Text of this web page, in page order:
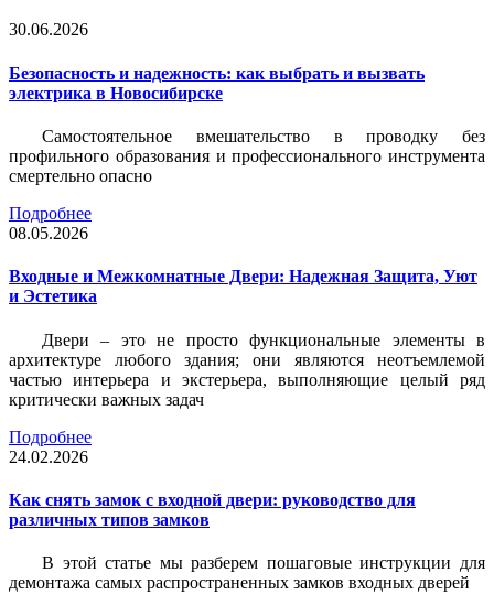
30.06.2026
Безопасность и надежность: как выбрать и вызвать
электрика в Новосибирске
Самостоятельное вмешательство в проводку без
профильного образования и профессионального инструмента
смертельно опасно
Подробнее
08.05.2026
Входные и Межкомнатные Двери: Надежная Защита, Уют
и Эстетика
Двери – это не просто функциональные элементы в
архитектуре любого здания; они являются неотъемлемой
частью интерьера и экстерьера, выполняющие целый ряд
критически важных задач
Подробнее
24.02.2026
Как снять замок с входной двери: руководство для
различных типов замков
В этой статье мы разберем пошаговые инструкции для
демонтажа самых распространенных замков входных дверей